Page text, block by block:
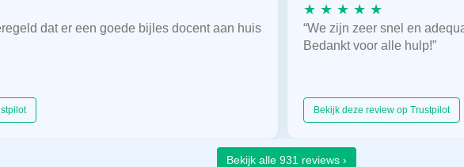
dat er een goede bijles docent aan huis
★ ★ ★ ★ ★
“We zijn zeer snel en
Bedankt voor alle hulp!”
Bekijk deze review op Trustpilot
Bekijk alle 931 reviews ›